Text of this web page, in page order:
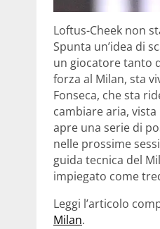
Loftus-Cheek non
Spunta un’idea di
un giocatore tanto
forza al Milan, sta
Fonseca, che sta
cambiare aria,
apre una serie di
nelle prossime
guida tecnica del
impiegato come
Leggi l’articolo
Milan.